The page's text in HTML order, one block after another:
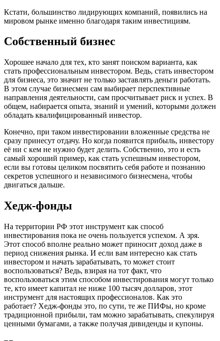
Кстати, большинство лидирующих компаний, появились на
мировом рынке именно благодаря таким инвестициям.
Собственный бизнес
Хорошее начало для тех, кто занят поиском варианта, как
стать профессиональным инвестором. Ведь, стать инвестором
для бизнеса, это значит не только заставлять деньги работать.
В этом случае бизнесмен сам выбирает перспективные
направления деятельности, сам просчитывает риск и успех. В
общем, набирается опыта, знаний и умений, которыми должен
обладать квалифицированный инвестор.
Конечно, при таком инвестировании вложенные средства не
сразу принесут отдачу. Но когда появится прибыль, инвестору
её ни с кем не нужно будет делить. Собственно, это и есть
самый хороший пример, как стать успешным инвестором,
если вы готовы целиком посвятить себя работе и познанию
секретов успешного и независимого бизнесмена, чтобы
двигаться дальше.
Хедж-фонды
На территории РФ этот инструмент как способ
инвестирования пока не очень пользуется успехом. А зря.
Этот способ вполне реально может приносит доход даже в
период снижения рынка. И если вам интересно как стать
инвестором и начать зарабатывать, то может стоит
воспользоваться? Ведь, взирая на тот факт, что
воспользоваться этим способом инвестирования могут только
те, кто имеет капитал не ниже 100 тысяч долларов, этот
инструмент для настоящих профессионалов. Как это
работает? Хедж-фонды это, по сути, те же ПИФы, но кроме
традиционной прибыли, там можно зарабатывать, спекулируя
ценными бумагами, а также получая дивиденды и купоны.